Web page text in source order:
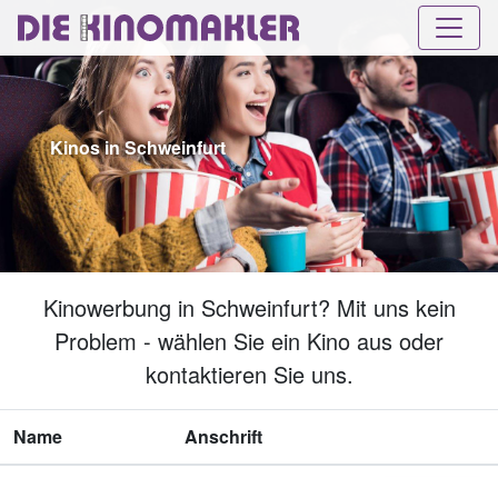
Kinos in Schweinfurt
Kinowerbung in Schweinfurt? Mit uns kein
Problem - wählen Sie ein Kino aus oder
kontaktieren Sie uns.
Name Anschrift